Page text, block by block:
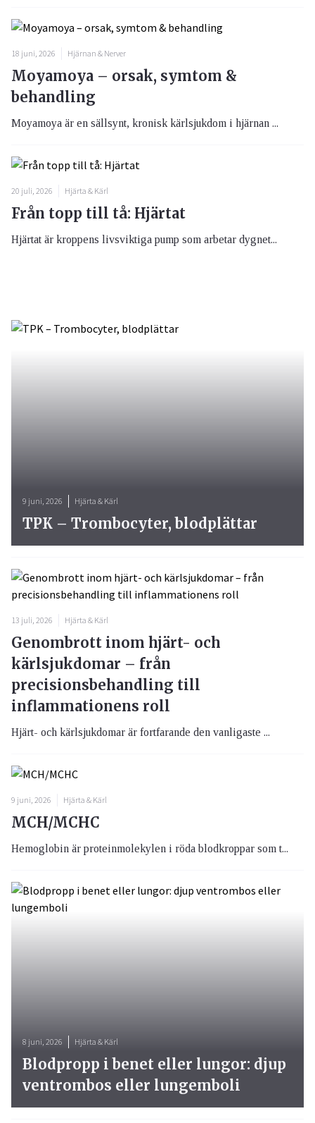
18 juni, 2026 Hjärnan & Nerver
Moyamoya – orsak, symtom &
behandling
Moyamoya är en sällsynt, kronisk kärlsjukdom i hjärnan ...
20 juli, 2026 Hjärta & Kärl
Från topp till tå: Hjärtat
Hjärtat är kroppens livsviktiga pump som arbetar dygnet...
13 juli, 2026 Hjärta & Kärl
Genombrott inom hjärt- och
kärlsjukdomar – från
precisionsbehandling till
inflammationens roll
Hjärt- och kärlsjukdomar är fortfarande den vanligaste ...
9 juni, 2026 Hjärta & Kärl
MCH/MCHC
Hemoglobin är proteinmolekylen i röda blodkroppar som t...
9 juni, 2026 Hjärta & Kärl
TPK – Trombocyter, blodplättar
8 juni, 2026 Hjärta & Kärl
Blodpropp i benet eller lungor: djup
ventrombos eller lungemboli